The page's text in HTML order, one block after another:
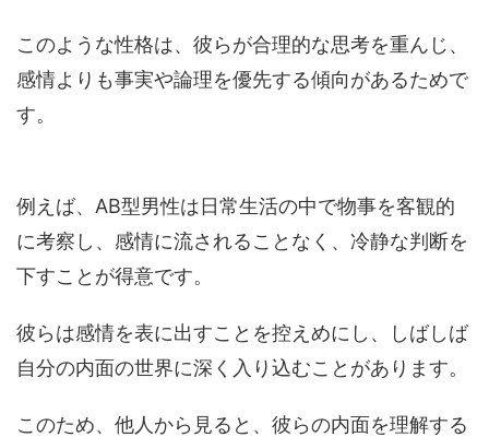
このような性格は、彼らが合理的な思考を重んじ、
感情よりも事実や論理を優先する傾向があるためで
す。
例えば、AB型男性は日常生活の中で物事を客観的
に考察し、感情に流されることなく、冷静な判断を
下すことが得意です。
彼らは感情を表に出すことを控えめにし、しばしば
自分の内面の世界に深く入り込むことがあります。
このため、他人から見ると、彼らの内面を理解する